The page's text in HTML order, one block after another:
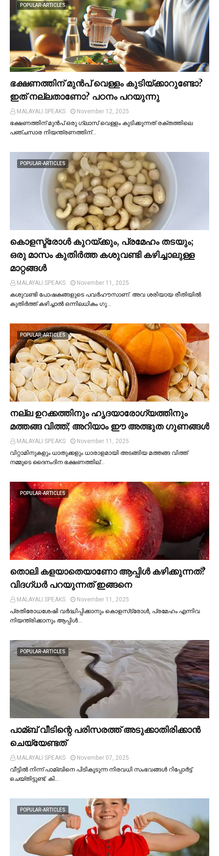
POPULAR-ARTICLES
ഭക്ഷണത്തിന് മുന്‍പ് വെള്ളം കുടിയ്ക്കാറുണ്ടോ?
ഇത് നല്ലതാണോ? പഠനം പറയുന്നു
MALAYALI SPEAKS
November 12, 2025
ഭക്ഷണത്തിന് മുന്‍പ് ഒരു ഗ്ലാസ് വെള്ളം കുടിക്കുന്നത് രക്തത്തിലെ
പഞ്ചസാര നിയന്ത്രണത്തിന്…
POPULAR-ARTICLES
കൊളസ്ട്രോള്‍ കുറയ്ക്കും, പ്രമേഹം തടയും;
ഒരു മാസം കുതിര്‍ത്ത കശുവണ്ടി കഴിച്ചാലുള്ള
മാറ്റങ്ങള്‍
MALAYALI SPEAKS
November 11, 2025
കശുവണ്ടി പോഷകങ്ങളുടെ പവർഹൗസാണ്. അവ ശരിയായ രീതിയില്‍
കുതിർത്ത് കഴിച്ചാല്‍ ഒന്നിലധികം ഗു…
POPULAR-ARTICLES
നല്ല ഉറക്കത്തിനും ഹൃദയാരോഗ്യത്തിനും
മത്തങ്ങ വിത്ത്; അറിയാം ഈ അത്ഭുത ഗുണങ്ങള്‍
MALAYALI SPEAKS
November 11, 2025
വിറ്റാമിനുകളും ധാതുക്കളും ധാരാളമായി അടങ്ങിയ മത്തങ്ങ വിത്ത്
നമ്മുടെ ദൈനംദിന ഭക്ഷണത്തില്…
POPULAR-ARTICLES
തൊലി കളയാതെയാണോ ആപ്പിള്‍ കഴിക്കുന്നത്?
വിദഗ്ധര്‍ പറയുന്നത് ഇങ്ങനെ
MALAYALI SPEAKS
November 11, 2025
പ്രതിരോധശേഷി വർദ്ധിപ്പിക്കാനും കൊളസ്‌ട്രോള്‍, പ്രമേഹം എന്നിവ
നിയന്ത്രിക്കാനും ആപ്പിള്‍…
POPULAR-ARTICLES
പാമ്ബ് വീടിന്റെ പരിസരത്ത് അടുക്കാതിരിക്കാൻ
ചെയ്യേണ്ടത്
MALAYALI SPEAKS
November 07, 2025
വീട്ടില്‍ നിന്ന് പാമ്ബിനെ പിടികൂടുന്ന നിരവധി സംഭവങ്ങള്‍ റിപ്പോർട്ട്
ചെയ്തിട്ടുണ്ട്. കി…
POPULAR-ARTICLES